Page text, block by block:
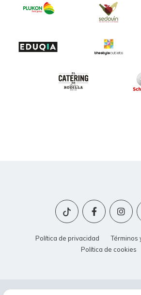
Política de privacidad
Términos
Política de cookies